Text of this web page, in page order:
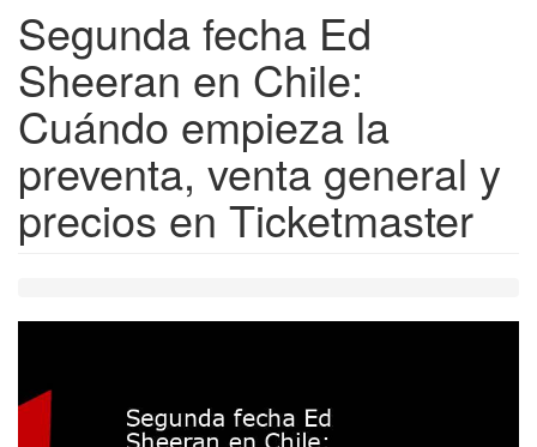
Segunda fecha Ed
Sheeran en Chile:
Cuándo empieza la
preventa, venta general y
precios en Ticketmaster